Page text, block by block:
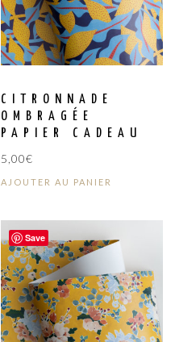
CITRONNADE
OMBRAGÉE
PAPIER CADEAU
5,00€
AJOUTER AU PANIER
Save